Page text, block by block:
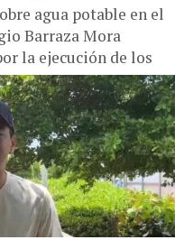
agua potable en el
Barraza Mora
la ejecución de los